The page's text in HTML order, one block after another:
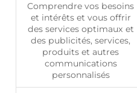
Comprendre vos besoins
et intérêts et vous offrir
des services optimaux et
des publicités, services,
produits et autres
communications
personnalisés